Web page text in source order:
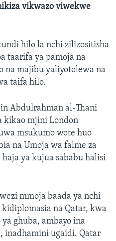
vikwazo viwekwe
hilo la nchi zilizositisha
taarifa ya pamoja na
na majibu yaliyotolewa na
taifa hilo.
Abdulrahman al-Thani
kikao mjini London
msukumo wote huo
na Umoja wa falme za
ya kujua sababu halisi
mmoja baada ya nchi
na Qatar, kwa
ghuba, ambayo ina
inadhamini ugaidi. Qatar